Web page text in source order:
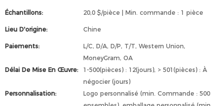
Échantillons: 20,0 $/pièce | Min. commande : 1 pièce
Lieu D'origine: Chine
Paiements:
L/C, D/A, D/P, T/T, Western Union,
MoneyGram, OA
Délai De Mise En Œuvre:
1-500(pièces) : 12(jours), > 501(pièces) : À
négocier (jours)
Personnalisation:
Logo personnalisé (min. Commande : 500